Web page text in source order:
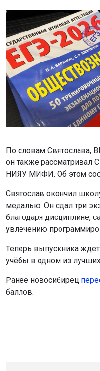
По словам Святослава,
он также рассматривал
НИЯУ МИФИ. Об этом
Святослав окончил
медалью. Он сдал три
благодаря дисциплине,
увлечению
Теперь выпускника
учёбы в одном из
Ранее новосибирец
баллов.